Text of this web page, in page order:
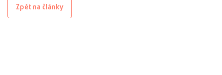
Zpět na články